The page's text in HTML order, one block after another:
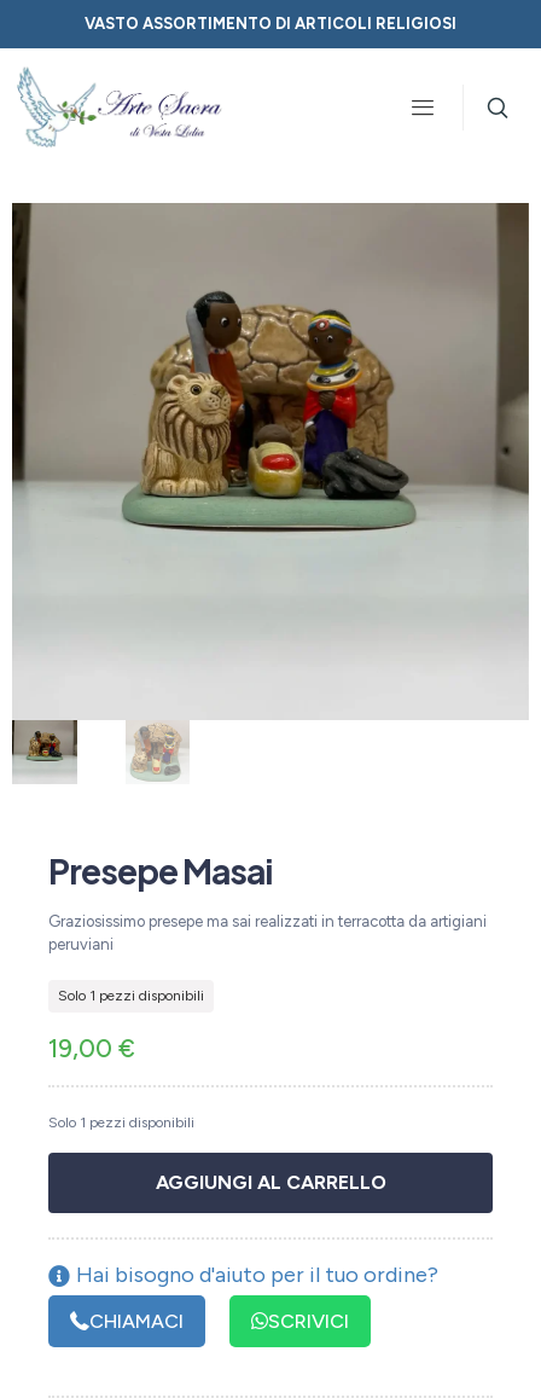
VASTO ASSORTIMENTO DI ARTICOLI RELIGIOSI
Presepe Masai
Graziosissimo presepe ma sai realizzati in terracotta da artigiani
peruviani
Solo 1 pezzi disponibili
19,00 €
Solo 1 pezzi disponibili
AGGIUNGI AL CARRELLO
Hai bisogno d'aiuto per il tuo ordine?
CHIAMACI SCRIVICI